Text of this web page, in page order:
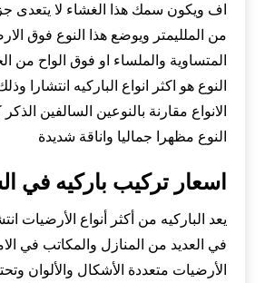
اف ويكون سمك هذا الغشاء لا يتعدى
من الملليمتر ويوضع هذا النوع فوق
المتساوية والملساء او فوق الواح من
النوع هو اكثر انواع الباركيه انتشارا
الانواع مقارنة بالنوعين السالفين
النوع مظهرا جماليا واناقة شديدة
اسعار تركيب باركيه في
يعد الباركيه من أكثر أنواع الأرضيات
في العديد من المنازل والمكاتب في
الأرضيات متعددة الأشكال والألوان